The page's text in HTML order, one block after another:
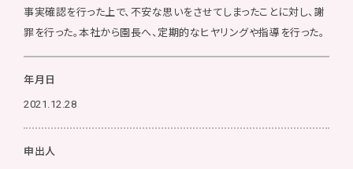
事実確認を行った上で、不安な思いをさせてしまったことに対し、謝
罪を行った。本社から園長へ、定期的なヒヤリングや指導を行った。
年月日
2021.12.28
申出人